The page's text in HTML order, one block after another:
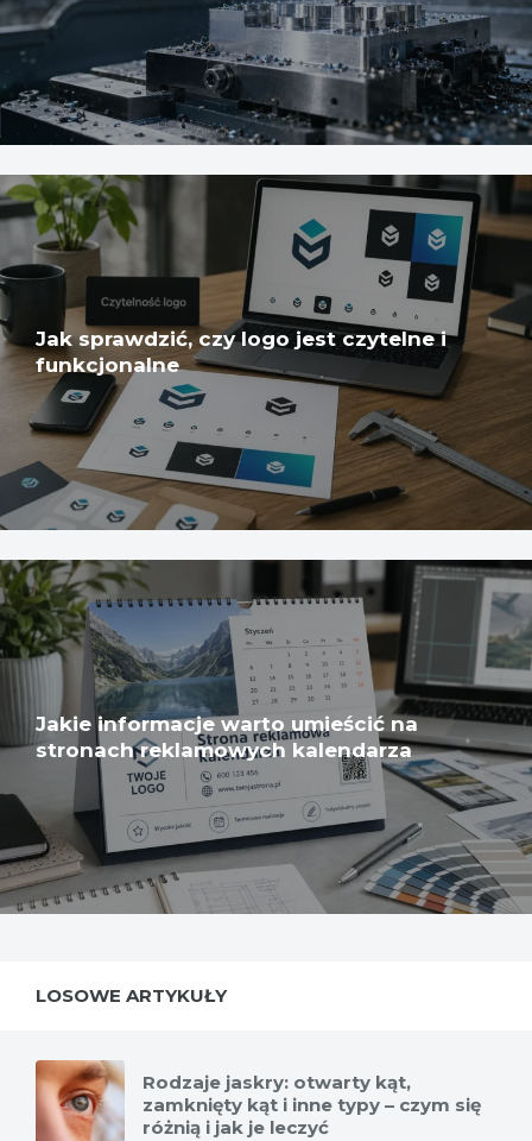
Jak sprawdzić, czy logo jest czytelne i
funkcjonalne
Jakie informacje warto umieścić na
stronach reklamowych kalendarza
LOSOWE ARTYKUŁY
Rodzaje jaskry: otwarty kąt,
zamknięty kąt i inne typy – czym się
różnią i jak je leczyć